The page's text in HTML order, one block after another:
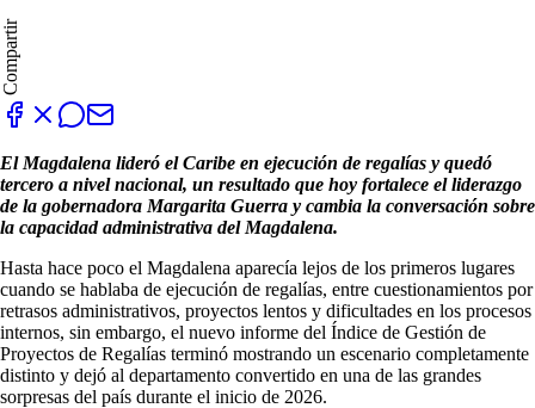
Compartir
El Magdalena lideró el Caribe en ejecución de regalías y quedó
tercero a nivel nacional, un resultado que hoy fortalece el liderazgo
de la gobernadora Margarita Guerra y cambia la conversación sobre
la capacidad administrativa del Magdalena.
Hasta hace poco el Magdalena aparecía lejos de los primeros lugares
cuando se hablaba de ejecución de regalías, entre cuestionamientos por
retrasos administrativos, proyectos lentos y dificultades en los procesos
internos, sin embargo, el nuevo informe del Índice de Gestión de
Proyectos de Regalías terminó mostrando un escenario completamente
distinto y dejó al departamento convertido en una de las grandes
sorpresas del país durante el inicio de 2026.